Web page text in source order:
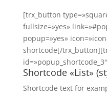
[trx_button
fullsize=»yes»
popup=»yes»
shortcode[/
Shortcode «List»
Shortcode text for